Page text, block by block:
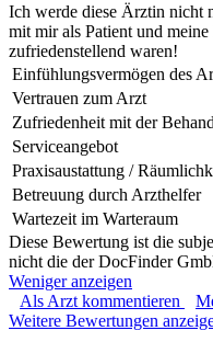
Ich werde diese Ärztin nicht
mit mir als Patient und
zufriedenstellend waren!
Einfühlungsvermögen des
Vertrauen zum Arzt
Zufriedenheit mit der
Serviceangebot
Praxisaustattung /
Betreuung durch Arzthelfer
Wartezeit im Warteraum
Diese Bewertung ist die
nicht die der DocFinder
Weniger anzeigen
Als Arzt kommentieren
Weitere Bewertungen